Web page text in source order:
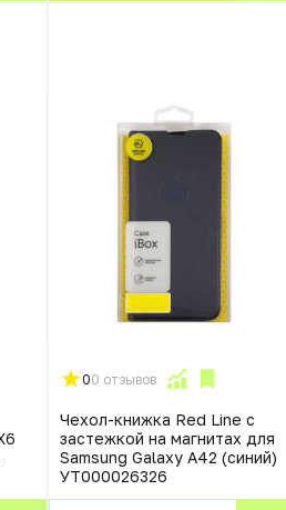
00 отзывов
Чехол-книжка Red Line с
застежкой на магнитах для
Samsung Galaxy A42 (синий)
УТ000026326